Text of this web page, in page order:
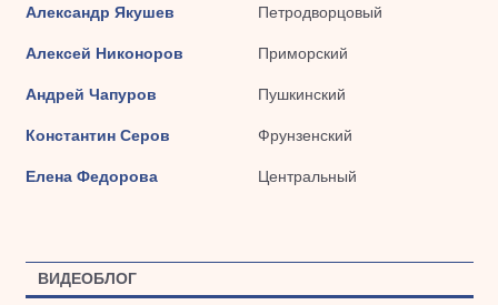
Александр Якушев Петродворцовый
Алексей Никоноров Приморский
Андрей Чапуров Пушкинский
Константин Серов Фрунзенский
Елена Федорова Центральный
ВИДЕОБЛОГ